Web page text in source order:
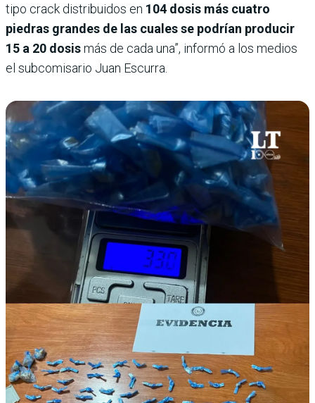
tipo crack distribuidos en 104 dosis más cuatro
piedras grandes de las cuales se podrían producir
15 a 20 dosismás de cada una”, informó a los medios
el subcomisario Juan Escurra.